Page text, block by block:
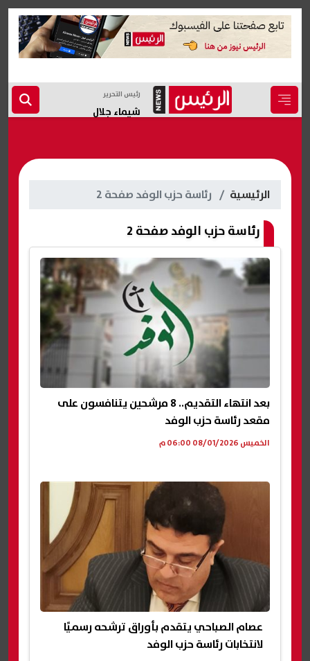
رئيس التحرير
شيماء جلال
الرئيسية رئاسة حزب الوفد صفحة 2
رئاسة حزب الوفد صفحة 2
بعد انتهاء التقديم.. 8 مرشحين يتنافسون على
مقعد رئاسة حزب الوفد
الخميس 08/01/2026 06:00 م
عصام الصباحي يتقدم بأوراق ترشحه رسميًا
لانتخابات رئاسة حزب الوفد